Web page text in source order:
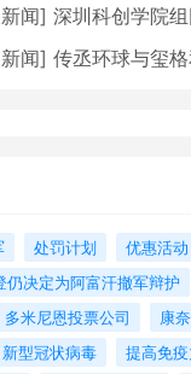
闻] 深圳科创学院组团亮
闻] 传丞环球与玺格和
处罚计划 优惠活动
仍决定为阿富汗撤军辩护
多米尼恩投票公司
康
新型冠状病毒 提高免疫